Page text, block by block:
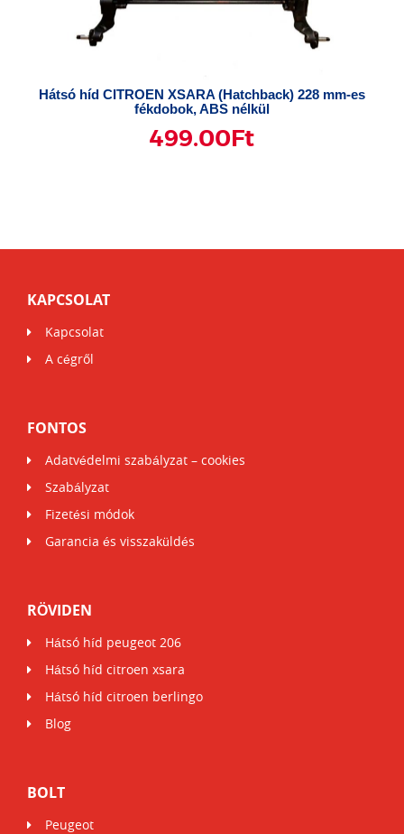
Hátsó híd CITROEN XSARA (Hatchback) 228 mm-es
fékdobok, ABS nélkül
499.00 Ft
KAPCSOLAT
Kapcsolat
A cégről
FONTOS
Adatvédelmi szabályzat – cookies
Szabályzat
Fizetési módok
Garancia és visszaküldés
RÖVIDEN
Hátsó híd peugeot 206
Hátsó híd citroen xsara
Hátsó híd citroen berlingo
Blog
BOLT
Peugeot